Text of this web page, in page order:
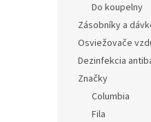
Do koupelny
Zásobníky a
Osviežovače
Dezinfekcia
Značky
Columbia
Fila